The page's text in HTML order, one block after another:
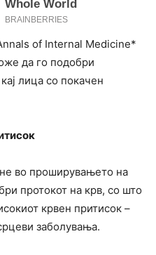
of Internal Medicine*
да го подобри
лица со покачен
во проширувањето на
протокот на крв, со што
крвен притисок –
заболувања.